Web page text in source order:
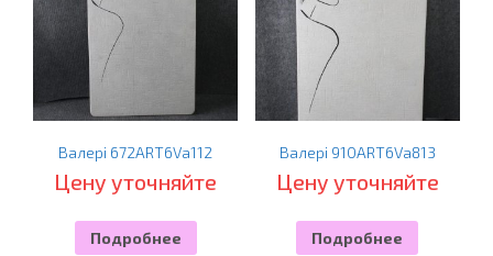
Валері 672ART6Va112
Цену уточняйте
Подробнее
Валері 910ART6Va813
Цену уточняйте
Подробнее